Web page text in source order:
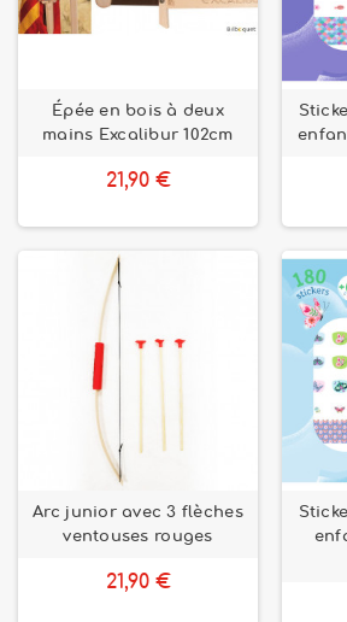
Épée en bois à deux
mains Excalibur 102cm
21,90 €
Arc junior avec 3 flèches
ventouses rouges
21,90 €